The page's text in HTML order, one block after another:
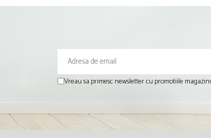
Vreau sa primesc newsletter cu promotiile